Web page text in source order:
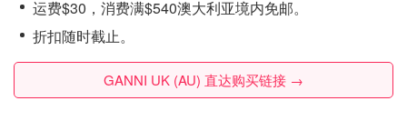
运费$30，消费满$540澳大利亚境内免邮。
折扣随时截止。
GANNI UK (AU) 直达购买链接 →